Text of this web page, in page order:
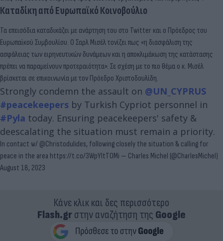
Καταδίκη από Ευρωπαϊκό Κοινοβούλιο
Τα επεισόδια καταδικάζει με ανάρτηση του στο Twitter και ο Πρόεδρος του
Ευρωπαϊκού Συμβουλίου. Ο Σαρλ Μισέλ τονίζει πως «η διασφάλιση της
ασφάλειας των ειρηνευτικών δυνάμεων και η αποκλιμάκωση της κατάστασης
πρέπει να παραμείνουν προτεραιότητα». Σε σχέση με το πιο θέμα ο κ. Μισέλ
βρίσκεται σε επικοινωνία με τον Πρόεδρο Χριστοδουλίδη.
Strongly condemn the assault on @UN_CYPRUS
#peacekeepers by Turkish Cypriot personnel in
#Pyla today. Ensuring peacekeepers' safety &
deescalating the situation must remain a priority.
In contact w/ @Christodulides, following closely the situation & calling for
peace in the area https://t.co/3WpYltTOMi — Charles Michel (@CharlesMichel)
August 18, 2023
Κάνε κλικ και δες περισσότερο
Flash.grστην αναζήτηση της Google